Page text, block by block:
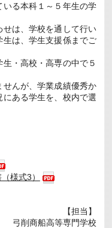
いる本科１～５年生の学
せは、学校を通して行い
生は、学生支援係までご
・高校・高専の中で５
んが、学業成績優秀か
ある学生を、校内で選
様式3）
【担当】
弓削商船高等専門学校